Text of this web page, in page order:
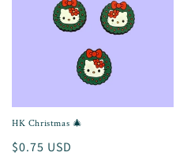
HK Christmas 🎄
Precio
$0.75 USD